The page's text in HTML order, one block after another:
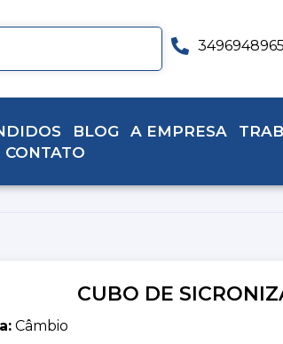
3496948965
BLOG A EMPRESA
CONTATO
CUBO DE
Câmbio